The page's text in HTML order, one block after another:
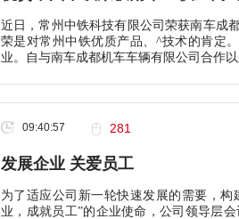
近日，常州中铁科技有限公司荣获南车成
荣是对常州中铁优质产品、^技术的肯定
业。自与南车成都机车车辆有限公司合作
09:40:57 281
发展企业 关爱员工
为了适应公司新一轮快速发展的需要，
业，成就员工”的企业使命，公司领导层